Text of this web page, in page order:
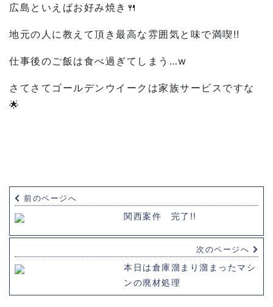
広島といえばお好み焼き🍴
地元の人に教えて頂き最高な雰囲気と味で満喫!!
仕事後のご飯は食べ過ぎてしまう…w
さてさてゴールデンウイークは家族サービスですな
🌟
前のページへ
関西案件 完了!!
次のページへ
本日は倉庫溜まり溜まったマシ
ンの廃材処理